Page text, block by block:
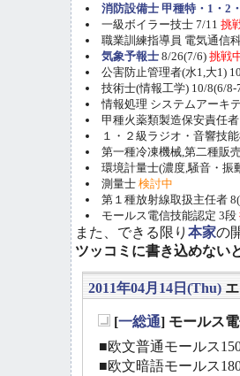
消防設備士 甲種特・1・2
一級ボイラー技士 7/11 挑
職業訓練指導員 電気通信
気象予報士 8/26(7/6) 挑戦
公害防止管理者(水1,大1)
技術士(情報工学) 10/8(6/8-
情報処理 システムアーキ
甲種火薬類製造保安責任
１・２級ラジオ・音響技
第一種冷凍機械,第二種販
環境計量士(濃度,騒音・振
測量士 検討中
第１種放射線取扱主任者
モールス電信技能認定 3段
また、できる限り 本家の
ツッコミに書き込めない
2011年04月14日(Thu)
[一総通] モールス
■欧文普通モールス
■欧文暗語モールス